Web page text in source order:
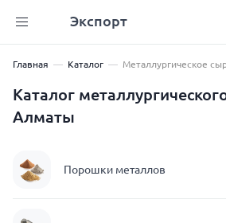
Экспорт
Главная Каталог Металлургическое
Каталог
Алматы
Порошки металлов